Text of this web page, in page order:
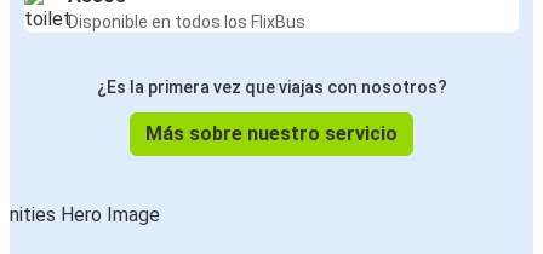
Disponible en todos los FlixBus
¿Es la primera vez que viajas con nosotros?
Más sobre nuestro servicio